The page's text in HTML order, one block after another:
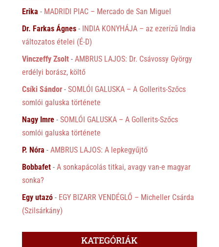
Erika - MADRIDI PIAC – Mercado de San Miguel
Dr. Farkas Ágnes- INDIA KONYHÁJA – az ezerízű India
változatos ételei (É-D)
Vinczeffy Zsolt- AMBRUS LAJOS: Dr. Csávossy György
erdélyi borász, költő
Csíki Sándor- SOMLÓI GALUSKA – A Gollerits-Szőcs
somlói galuska története
Nagy Imre- SOMLÓI GALUSKA – A Gollerits-Szőcs
somlói galuska története
P. Nóra - AMBRUS LAJOS: A lepkegyűjtő
Bobbafet- A sonkapácolás titkai, avagy van-e magyar
sonka?
Egy utazó- EGY BIZARR VENDÉGLŐ – Micheller Csárda
(Szilsárkány)
KATEGÓRIÁK